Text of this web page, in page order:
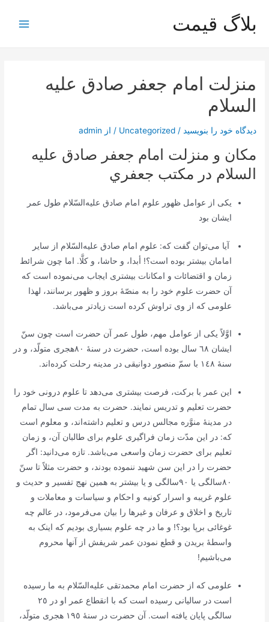
محتوا
بلاگ قیمت
منزلت امام جعفر صادق عليه
السلام
دیدگاه‌ خود را بنویسید /
Uncategorized / از admin
مكان و منزلت امام جعفر صادق عليه
السلام در مكتب جعفري
یکی‌ از عوامل‌ ظهور علوم‌ امام‌ صادق‌ علیه‌السّلام طول‌ عمر
ایشان‌ بود
آیا می‌توان‌ گفت‌ که‌: علوم‌ امام‌ صادق‌ علیه‌السّلام از سایر
امامان‌ بیشتر بوده‌ است‌؟! أبدا، و حاشا، و کلَّا. اما چون‌ شرائط‌
زمان‌ و اقتضائات‌ و امکانات‌ بیشتری‌ ایجاب‌ می‌نموده‌ است‌ که‌
آن‌ حضرت‌ علوم‌ خود را به‌ منصّۀ بروز و ظهور برسانند، لهذا
علومی‌ که‌ از وی‌ تراوش‌ کرده‌ است‌ زیادتر می‌باشد.
اوَّلاً یکی‌ از عوامل‌ مهم‌، طول‌ عمر آن‌ حضرت‌ است‌ چون‌ سنّ
ایشان‌ ٦٨ سال‌ بوده‌ است‌، حضرت‌ در سنۀ ٨٠هجری‌ متولّد، و در
سنۀ ١٤٨ با سمّ منصور دوانیقی‌ در مدینه‌ رحلت‌ کرده‌اند.
این‌ عمر با برکت‌، فرصت‌ بیشتری‌ می‌دهد تا علوم‌ درونی‌ خود را
حضرت‌ تعلیم‌ و تدریس‌ نمایند. حضرت‌ به‌ مدت‌ سی‌ سال‌ تمام‌
در مدینۀ منوَّره‌ مجالس‌ درس‌ و تعلیم‌ داشته‌اند، و معلوم‌ است‌
که‌: در این‌ مدّت‌ زمان‌ فراگیری‌ علوم‌ برای‌ طالبان‌ آن‌، و زمان‌
تعلیم‌ برای‌ حضرت‌ زمان‌ واسعی‌ می‌باشد. تازه‌ می‌دانید: اگر
حضرت‌ را در این‌ سن‌ شهید ننموده‌ بودند، و حضرت‌ مثلاً تا سنّ
٨٠سالگی‌ یا ٩٠سالگی‌ و یا بیشتر به‌ همین‌ نهج‌ تفسیر و حدیث‌ و
علوم‌ غریبه‌ و اسرار کونیه‌ و احکام‌ و سیاسات‌ و معاملات‌ و
تاریخ‌ و اخلاق‌ و عرفان‌ و غیرها را بیان‌ می‌فرمود، در عالم‌ چه‌
غوغائی‌ برپا بود؟! و ما در چه‌ علوم‌ بسیاری‌ بودیم‌ که‌ اینک‌ به‌
واسطۀ بریدن‌ و قطع‌ نمودن‌ عمر شریفش‌ از آنها محروم‌
می‌باشیم‌!
علومی‌ که‌ از حضرت‌ امام‌ محمدتقی‌ علیه‌السّلام به‌ ما رسیده‌
است‌ در سالیانی‌ رسیده‌ است‌ که‌ با انقطاع‌ عمر او در ٢٥
سالگی‌ پایان‌ یافته‌ است‌. آن‌ حضرت‌ در سنۀ ١٩٥ هجری‌ متولّد،